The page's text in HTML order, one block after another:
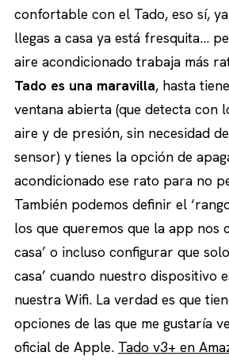
confortable con el Tado, eso sí,
llegas a casa ya está fresquita…
aire acondicionado trabaja más
Tado es una maravilla, hasta
ventana abierta (que detecta con
aire y de presión, sin necesidad
sensor) y tienes la opción de
acondicionado ese rato para no
También podemos definir el
los que queremos que la app nos
casa’ o incluso configurar que
casa’ cuando nuestro dispositivo
nuestra Wifi. La verdad es que
opciones de las que me gustaría
oficial de Apple. Tado v3+ en